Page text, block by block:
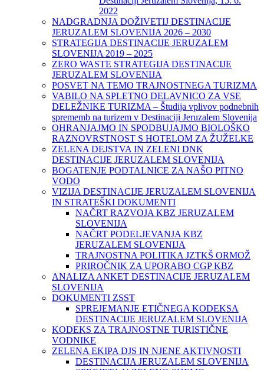
2022
NADGRADNJA DOŽIVETIJ DESTINACIJE
JERUZALEM SLOVENIJA 2026 – 2030
STRATEGIJA DESTINACIJE JERUZALEM
SLOVENIJA 2019 – 2025
ZERO WASTE STRATEGIJA DESTINACIJE
JERUZALEM SLOVENIJA
POSVET NA TEMO TRAJNOSTNEGA TURIZMA
VABILO NA SPLETNO DELAVNICO ZA VSE
DELEŽNIKE TURIZMA – Študija vplivov podnebnih
sprememb na turizem v Destinaciji Jeruzalem Slovenija
OHRANJAJMO IN SPODBUJAJMO BIOLOŠKO
RAZNOVRSTNOST S HOTELOM ZA ŽUŽELKE
ZELENA DEJSTVA IN ZELENI DNK
DESTINACIJE JERUZALEM SLOVENIJA
BOGATENJE PODTALNICE ZA NAŠO PITNO
VODO
VIZIJA DESTINACIJE JERUZALEM SLOVENIJA
IN STRATEŠKI DOKUMENTI
NAČRT RAZVOJA KBZ JERUZALEM
SLOVENIJA
NAČRT PODELJEVANJA KBZ
JERUZALEM SLOVENIJA
TRAJNOSTNA POLITIKA JZTKŠ ORMOŽ
PRIROČNIK ZA UPORABO CGP KBZ
ANALIZA ANKET DESTINACIJE JERUZALEM
SLOVENIJA
DOKUMENTI ZSST
SPREJEMANJE ETIČNEGA KODEKSA
DESTINACIJE JERUZALEM SLOVENIJA
KODEKS ZA TRAJNOSTNE TURISTIČNE
VODNIKE
ZELENA EKIPA DJS IN NJENE AKTIVNOSTI
DESTINACIJA JERUZALEM SLOVENIJA